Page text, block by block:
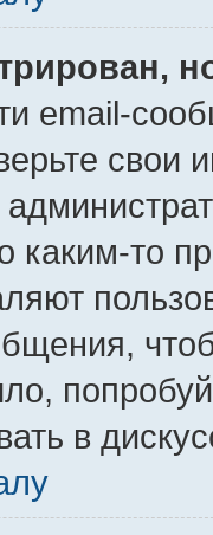
email-
свои
каким-то
в